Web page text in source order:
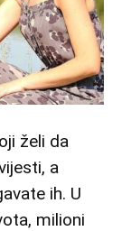
želi da
a
ih. U
milioni